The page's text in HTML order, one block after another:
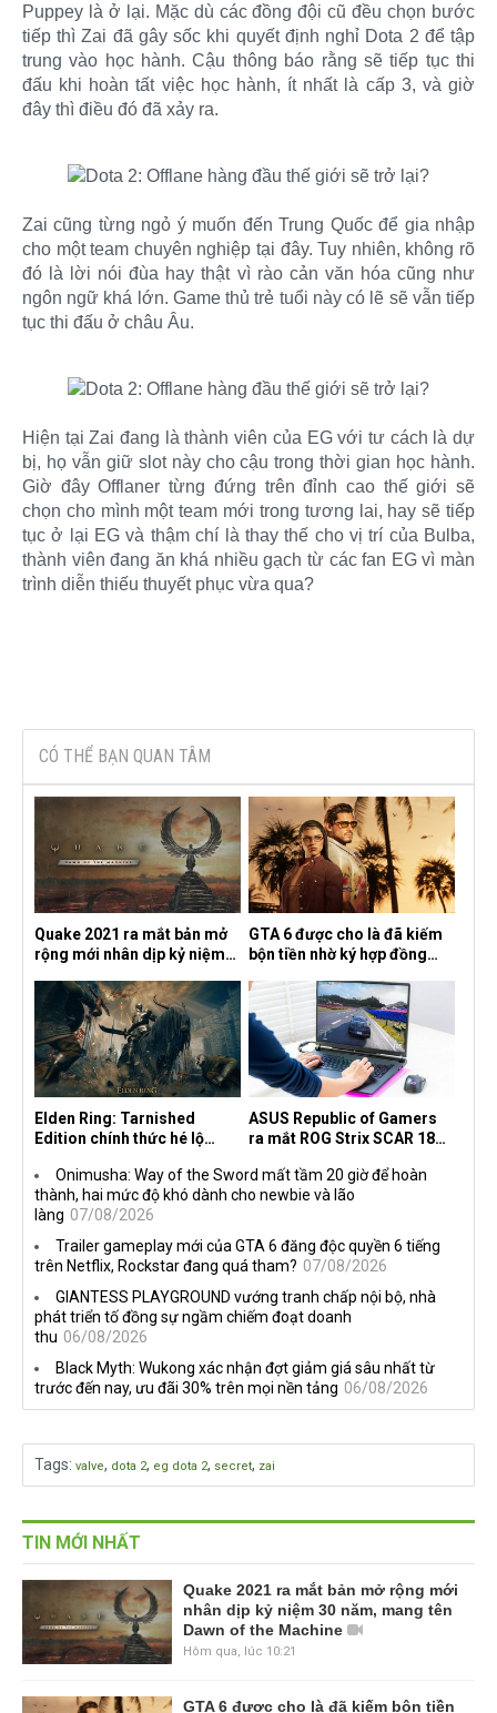
Puppey là ở lại. Mặc dù các đồng đội cũ đều chọn bước
tiếp thì Zai đã gây sốc khi quyết định nghỉ Dota 2 để tập
trung vào học hành. Cậu thông báo rằng sẽ tiếp tục thi
đấu khi hoàn tất việc học hành, ít nhất là cấp 3, và giờ
đây thì điều đó đã xảy ra.​
Zai cũng từng ngỏ ý muốn đến Trung Quốc để gia nhập
cho một team chuyên nghiệp tại đây. Tuy nhiên, không rõ
đó là lời nói đùa hay thật vì rào cản văn hóa cũng như
ngôn ngữ khá lớn. Game thủ trẻ tuổi này có lẽ sẽ vẫn tiếp
tục thi đấu ở châu Âu.
Hiện tại Zai đang là thành viên của EG với tư cách là dự
bị, họ vẫn giữ slot này cho cậu trong thời gian học hành.
Giờ đây Offlaner từng đứng trên đỉnh cao thế giới sẽ
chọn cho mình một team mới trong tương lai, hay sẽ tiếp
tục ở lại EG và thậm chí là thay thế cho vị trí của Bulba,
thành viên đang ăn khá nhiều gạch từ các fan EG vì màn
trình diễn thiếu thuyết phục vừa qua?
CÓ THỂ BẠN QUAN TÂM
Quake 2021 ra mắt bản mở
rộng mới nhân dịp kỷ niệm
the Machine
GTA 6 được cho là đã kiếm
bộn tiền nhờ ký hợp đồng
Elden Ring: Tarnished
Edition chính thức hé lộ
ASUS Republic of Gamers
ra mắt ROG Strix SCAR 18
Onimusha: Way of the Sword mất tầm 20 giờ để hoàn
thành, hai mức độ khó dành cho newbie và lão
làng 07/08/2026
Trailer gameplay mới của GTA 6 đăng độc quyền 6 tiếng
trên Netflix, Rockstar đang quá tham? 07/08/2026
GIANTESS PLAYGROUND vướng tranh chấp nội bộ, nhà
phát triển tố đồng sự ngầm chiếm đoạt doanh
thu 06/08/2026
Black Myth: Wukong xác nhận đợt giảm giá sâu nhất từ
trước đến nay, ưu đãi 30% trên mọi nền tảng 06/08/2026
Tags: valve, dota 2, eg dota 2, secret, zai
TIN MỚI NHẤT
Quake 2021 ra mắt bản mở rộng mới
nhân dịp kỷ niệm 30 năm, mang tên
Dawn of the Machine
Hôm qua, lúc 10:21
GTA 6 được cho là đã kiếm bộn tiền